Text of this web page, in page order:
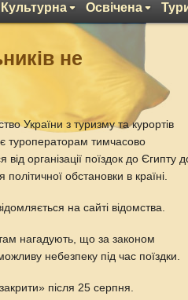
Культурна Освічена
не
України з туризму та курортів
туроператорам тимчасово
від організації поїздок до Єгипту
політичної обстановки в країні.
на сайті відомства.
нагадують, що за законом
небезпеку під час поїздки.
після 25 серпня.